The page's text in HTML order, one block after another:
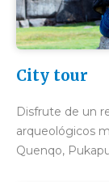
City tour
Disfrute de un
arqueológicos
Quenqo,